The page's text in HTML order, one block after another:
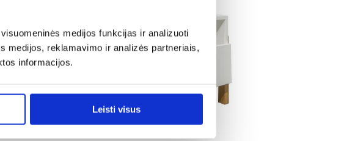
medijos funkcijas ir analizuoti
medijos, reklamavimo ir analizės partneriais,
informacijos.
Leisti visus